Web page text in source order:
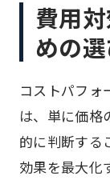
費用
めの
コストパフォ
は、単に価格
的に判断する
効果を最大化